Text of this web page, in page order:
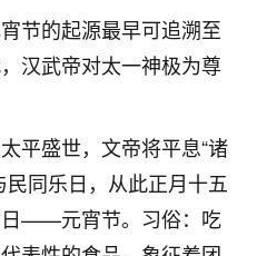
节的起源最早可追溯至
汉武帝对太一神极为尊
平盛世，文帝将平息“诸
同乐日，从此正月十五
日——元宵节。习俗：吃
9
有人给个联系方式的啊？
gjsy0624
12